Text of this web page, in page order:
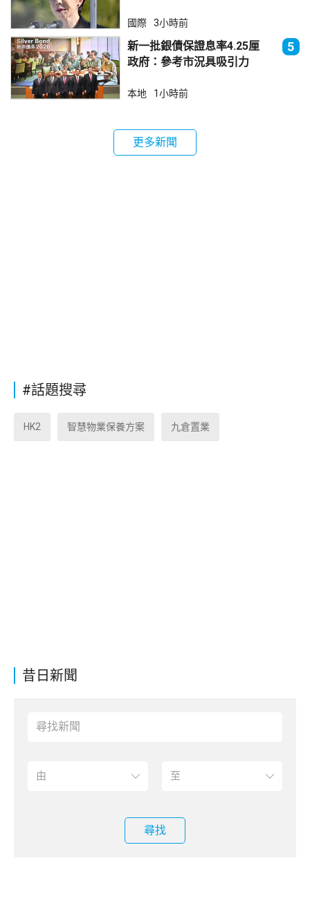
昔日新聞
尋找
國際 3小時前
新一批銀債保證息率4.25厘
政府：參考市況具吸引力
5
本地 1小時前
更多新聞
#話題搜尋
HK2 智慧物業保養方案 九倉置業